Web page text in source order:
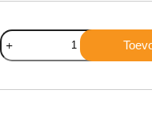
Transpondersleutel
MH
profiel
zonder